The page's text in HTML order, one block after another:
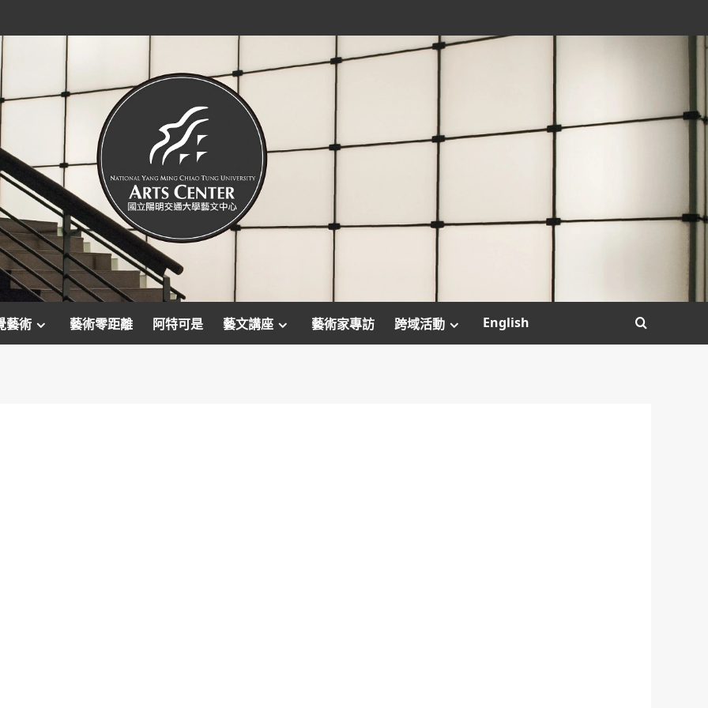
藝術 藝術零距離 阿特可是 藝文講座 藝術家專訪 跨域活動 English